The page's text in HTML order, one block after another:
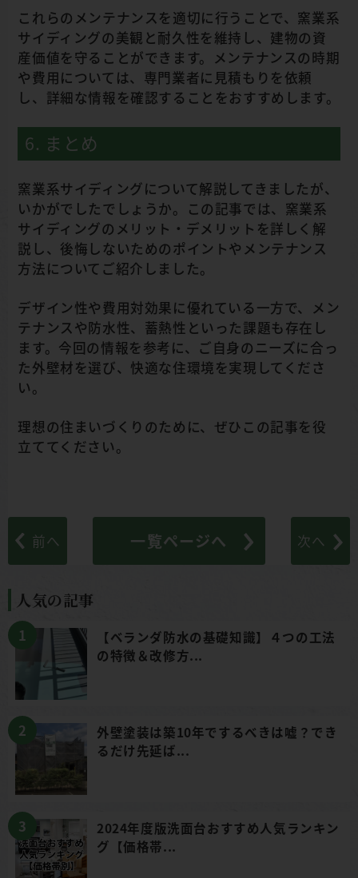
これらのメンテナンスを適切に行うことで、窯業系
サイディングの美観と耐久性を維持し、建物の資
産価値を守ることができます。メンテナンスの時期
や費用については、専門業者に見積もりを依頼
し、詳細な情報を確認することをおすすめします。
6. まとめ
窯業系サイディングについて解説してきましたが、
いかがでしたでしょうか。この記事では、窯業系
サイディングのメリット・デメリットを詳しく解
説し、後悔しないためのポイントやメンテナンス
方法についてご紹介しました。
デザイン性や費用対効果に優れている一方で、メン
テナンスや防水性、蓄熱性といった課題も存在し
ます。今回の情報を参考に、ご自身のニーズに合っ
た外壁材を選び、快適な住環境を実現してくださ
い。
理想の住まいづくりのために、ぜひこの記事を役
立ててください。
前へ 一覧ページへ 次へ
人気の記事
【ベランダ防水の基礎知識】４つの工法
の特徴＆改修方...
外壁塗装は築10年でするべきは嘘？でき
るだけ先延ば...
2024年度版洗面台おすすめ人気ランキン
グ【価格帯...